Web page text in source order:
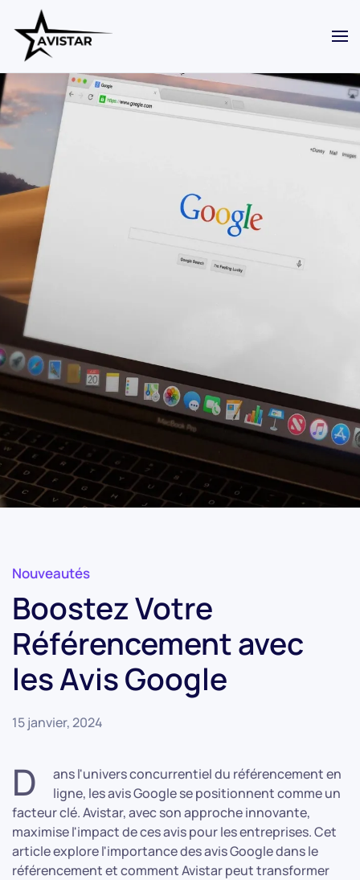
Skip to main content
Nouveautés
Boostez Votre
Référencement avec
les Avis Google
15 janvier, 2024
D
ans l'univers concurrentiel du référencement en
ligne, les avis Google se positionnent comme un
facteur clé. Avistar, avec son approche innovante,
maximise l'impact de ces avis pour les entreprises. Cet
article explore l'importance des avis Google dans le
référencement et comment Avistar peut transformer